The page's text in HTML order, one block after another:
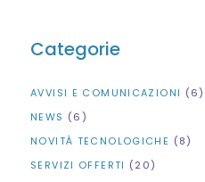
Categorie
AVVISI E COMUNICAZIONI (6)
NEWS (6)
NOVITÀ TECNOLOGICHE (8)
SERVIZI OFFERTI (20)